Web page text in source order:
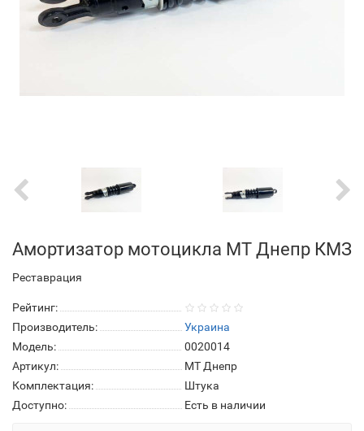
Амортизатор мотоцикла МТ Днепр КМЗ
Реставрация
Рейтинг:
Производитель:
Украина
Модель:
0020014
Артикул:
МТ Днепр
Комплектация:
Штука
Доступно:
Есть в наличии